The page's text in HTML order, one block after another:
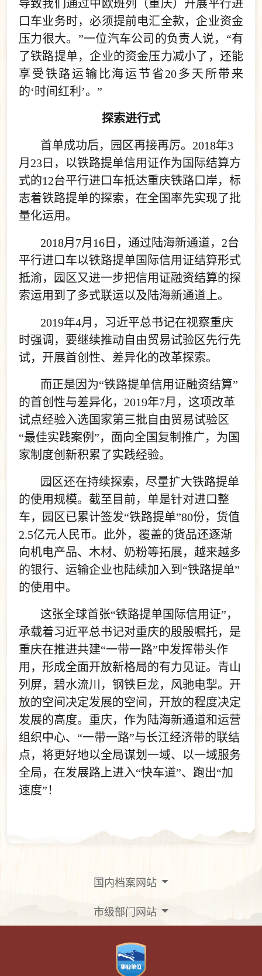
导致我们通过中欧班列（重庆）开展平行进
口车业务时，必须提前电汇全款，企业资金
压力很大。”一位汽车公司的负责人说，“有
了铁路提单，企业的资金压力减小了，还能
享受铁路运输比海运节省20多天所带来
的‘时间红利’。”
探索进行式
首单成功后，园区再接再厉。2018年3
月23日，以铁路提单信用证作为国际结算方
式的12台平行进口车抵达重庆铁路口岸，标
志着铁路提单的探索，在全国率先实现了批
量化运用。
2018月7月16日，通过陆海新通道，2台
平行进口车以铁路提单国际信用证结算形式
抵渝，园区又进一步把信用证融资结算的探
索运用到了多式联运以及陆海新通道上。
2019年4月，习近平总书记在视察重庆
时强调，要继续推动自由贸易试验区先行先
试，开展首创性、差异化的改革探索。
而正是因为“铁路提单信用证融资结算”
的首创性与差异化，2019年7月，这项改革
试点经验入选国家第三批自由贸易试验区
“最佳实践案例”，面向全国复制推广，为国
家制度创新积累了实践经验。
园区还在持续探索，尽量扩大铁路提单
的使用规模。截至目前，单是针对进口整
车，园区已累计签发“铁路提单”80份，货值
2.5亿元人民币。此外，覆盖的货品还逐渐
向机电产品、木材、奶粉等拓展，越来越多
的银行、运输企业也陆续加入到“铁路提单”
的使用中。
这张全球首张“铁路提单国际信用证”，
承载着习近平总书记对重庆的殷殷嘱托，是
重庆在推进共建“一带一路”中发挥带头作
用，形成全面开放新格局的有力见证。青山
列屏，碧水流川，钢铁巨龙，风驰电掣。开
放的空间决定发展的空间，开放的程度决定
发展的高度。重庆，作为陆海新通道和运营
组织中心、“一带一路”与长江经济带的联结
点，将更好地以全局谋划一域、以一域服务
全局，在发展路上进入“快车道”、跑出“加
速度”！
国内档案网站
市级部门网站